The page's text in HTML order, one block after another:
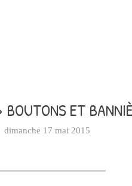
BOUTONS ET
dimanche 17 mai 2015